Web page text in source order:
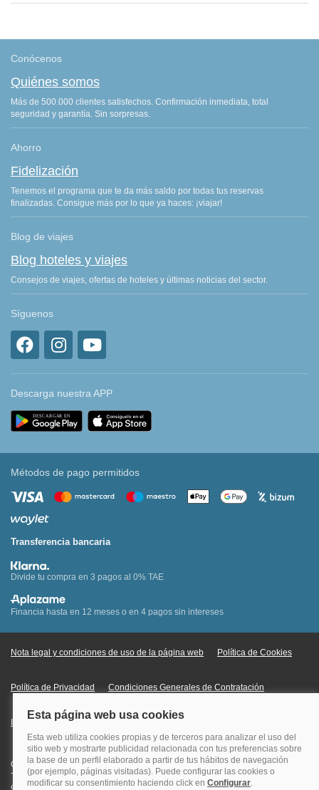
Conócenos
Quiénes somos
Más de 500.000 clientes satisfechos. Confirmación inmediata, total
seguridad y garantía. Sin sorpresas.
Ahorro
Fidelización
Tenemos el programa que te da más saldo por todas tus reservas
finalizadas. Consigue más por lo que ya haces: ¡viajar!
Blog de viajes
Blog hoteles y viajes
Consejos de viajes, ofertas de hoteles y últimas noticias del sector.
Síguenos
Descarga nuestra APP
Métodos de pago permitidos
Transferencia bancaria
Divide tu compra en 3 pagos al 0% TAE
Financia hasta en 12 meses o en 4 pagos sin intereses
Nota legal y condiciones de uso de la página web Política de Cookies
Política de Privacidad Condiciones Generales de Contratación
Información Legal sobre Mercados en Línea
Quehoteles.com - Especialistas en hoteles © Copyright Veturis Travel S.A.
Todos los derechos reservados. Autorización nº I-AV0000879.4 Tel: +34